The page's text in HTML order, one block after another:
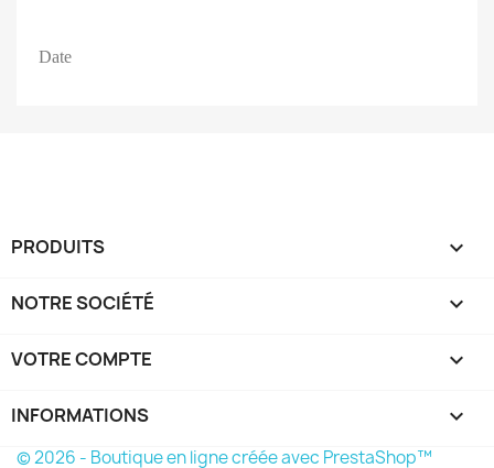
Date
PRODUITS 
NOTRE SOCIÉTÉ 
VOTRE COMPTE 
INFORMATIONS keyboard_arrow_down
© 2026 - Boutique en ligne créée avec PrestaShop™